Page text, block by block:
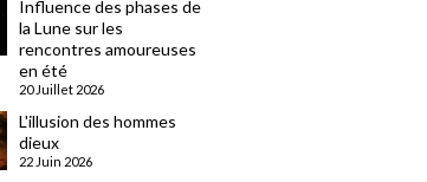
Influence des phases de
la Lune sur les
rencontres amoureuses
en été
20 Juillet 2026
L'illusion des hommes
dieux
22 Juin 2026